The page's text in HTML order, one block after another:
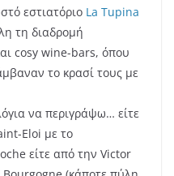
εστιατόριο La Tupina
τη διαδρομή
cosy wine-bars, όπου
το κρασί τους με
να περιγράψω… είτε
Eloi με το
είτε από την Victor